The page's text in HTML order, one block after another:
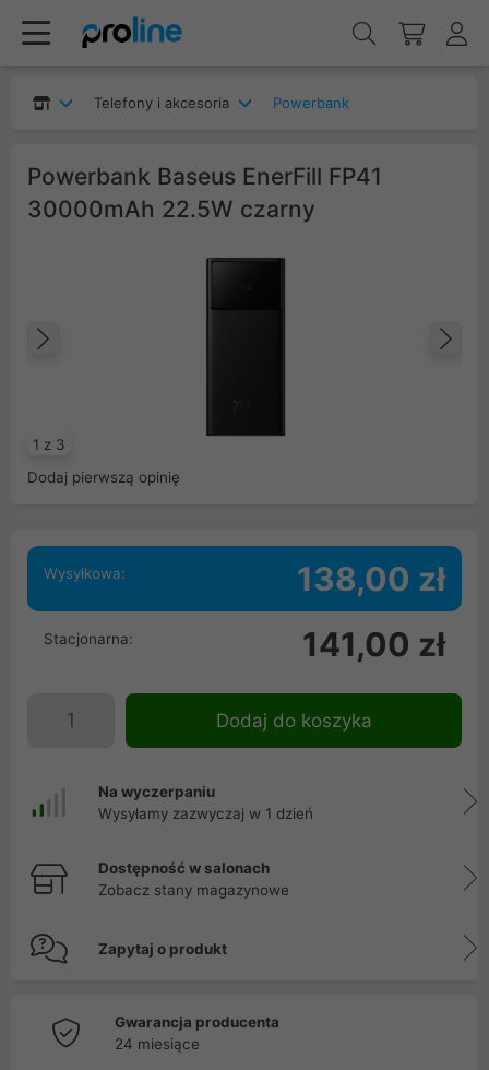
Telefony i akcesoria Powerbank
Powerbank Baseus EnerFill FP41
30000mAh 22.5W czarny
1 z 3
Dodaj pierwszą opinię
Wysyłkowa: 138,00 zł
Stacjonarna: 141,00 zł
Dodaj do koszyka
Na wyczerpaniu
Wysyłamy zazwyczaj w 1 dzień
Dostępność w salonach
Zobacz stany magazynowe
Zapytaj o produkt
Gwarancja producenta
24 miesiące